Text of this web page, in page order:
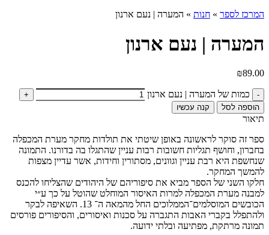
המרכז לספר » חנות » המערה | נעם ארנון
המערה | נעם ארנון
₪89.00
כמות של המערה | נעם ארנון
הוספה לסל קנה עכשיו
תיאור
ספר זה סוקר לראשונה באופן שיטתי את תולדות מחקר מערת המכפלה
בחברון, וחושף תגליות חשובות רבות עניין שהתגלו בה בדורנו. התמונה
שנחשפת היא רבת עניין וגוונים, מסתורין וחידות, אשר עדיין מצפות
להמשך המחקר.
חלקו השני של הספר מביא את סיפוריהם של היהודים שהצליחו להכנס
למבנה מערת המכפלה למרות האיסור המוחלט שהוטל על כך ע״י
הכובשים המוסלמים־הממלוכים החל מהמאה ה־ 13. השאיפה לבקר
ולהתפלל בקברי האבות התגברה על סכנות ואיסורים, והסיפורים פורסים
תמונה מרתקת, מפתיעה ובלתי ידועה.